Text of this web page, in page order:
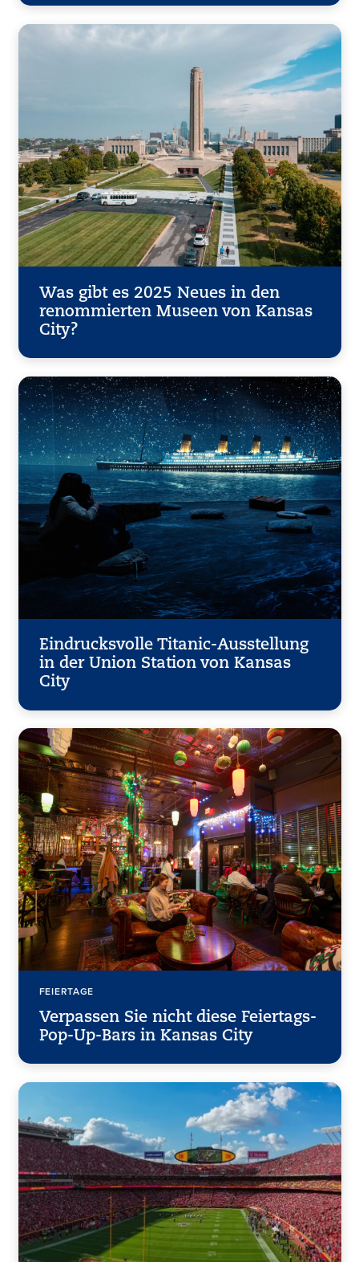
Was gibt es 2025 Neues in den
renommierten Museen von Kansas
City?
Eindrucksvolle Titanic-Ausstellung
in der Union Station von Kansas
City
FEIERTAGE
Verpassen Sie nicht diese Feiertags-
Pop-Up-Bars in Kansas City